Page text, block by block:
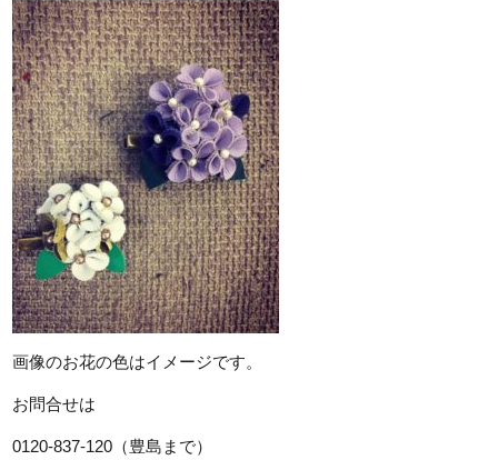
画像のお花の色はイメージです。
お問合せは
0120-837-120（豊島まで）